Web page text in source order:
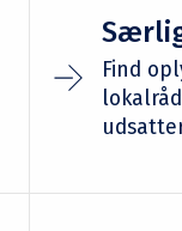
Find